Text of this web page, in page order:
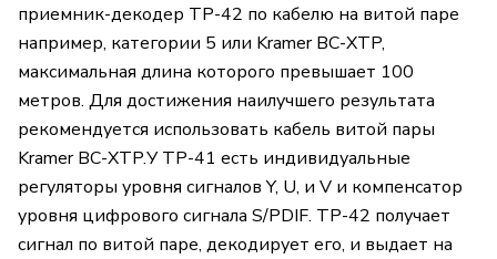
приемник-декодер TP-42 по кабелю на витой паре
например, категории 5 или Kramer BC-XTP,
максимальная длина которого превышает 100
метров. Для достижения наилучшего результата
рекомендуется использовать кабель витой пары
Kramer BC-XTP.У TP-41 есть индивидуальные
регуляторы уровня сигналов Y, U, и V и компенсатор
уровня цифрового сигнала S/PDIF. TP-42 получает
сигнал по витой паре, декодирует его, и выдает на